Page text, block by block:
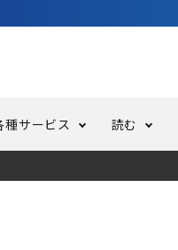
種サービス 読む